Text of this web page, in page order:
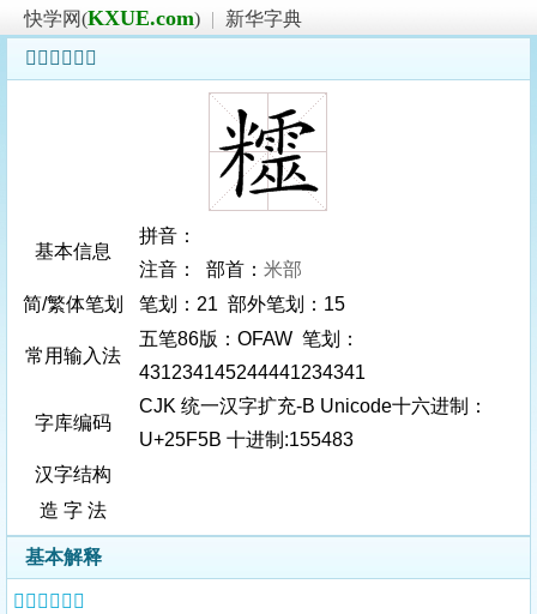
快学网(KXUE.com) |
新华字典
𥽛字基本信息
基本信息
拼音：
注音： 部首： 米部
简/繁体笔划
笔划：21 部外笔划：15
常用输入法
五笔86版：OFAW 笔划：
431234145244441234341
字库编码
CJK 统一汉字扩充-B Unicode十六进制：
U+25F5B 十进制:155483
汉字结构
造 字 法
基本解释
𥽛字基本信息